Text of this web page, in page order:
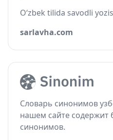
O‘zbek tilida savodli
sarlavha.com
Словарь синонимов
нашем сайте содержит
синонимов.